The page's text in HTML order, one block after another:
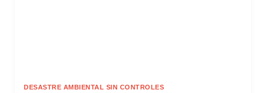
DESASTRE AMBIENTAL SIN CONTROLES